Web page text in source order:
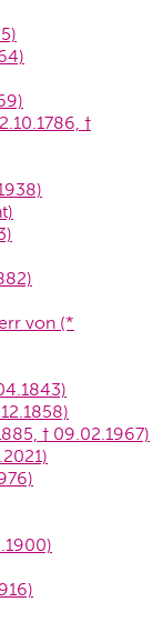
†
von (*
† 09.02.1967)